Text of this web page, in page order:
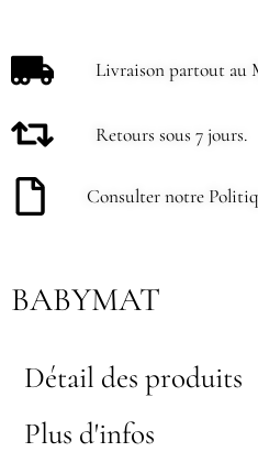
Livraison partout au
Retours sous 7 jours.
Consulter notre
BABYMAT
Détail des produits
Plus d'infos